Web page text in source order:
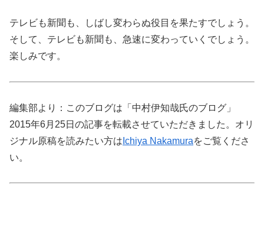
テレビも新聞も、しばし変わらぬ役目を果たすでしょう。
そして、テレビも新聞も、急速に変わっていくでしょう。
楽しみです。
編集部より：このブログは「中村伊知哉氏のブログ」
2015年6月25日の記事を転載させていただきました。オリ
ジナル原稿を読みたい方は Ichiya Nakamuraをご覧くださ
い。